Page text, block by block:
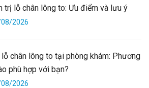
trị lỗ chân lông to: Ưu điểm và lưu ý
2026
chân lông to tại phòng khám: Phương
phù hợp với bạn?
2026